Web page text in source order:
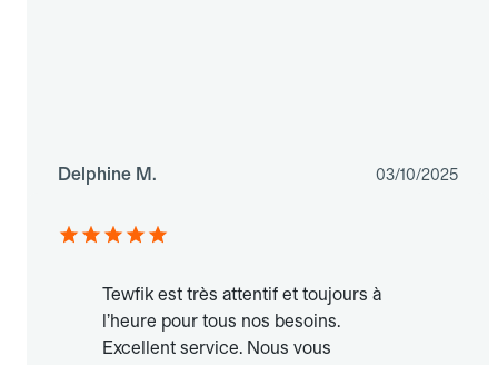
Delphine M. 03/10/2025
Tewfik est très attentif et toujours à
l’heure pour tous nos besoins.
Excellent service. Nous vous